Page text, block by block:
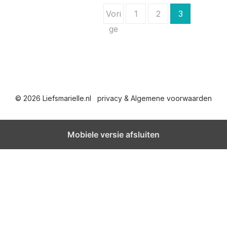
h
t
Vori
ge
1 2 3
© 2026 Liefsmarielle.nl privacy & Algemene voorwaarden
Mobiele versie afsluiten